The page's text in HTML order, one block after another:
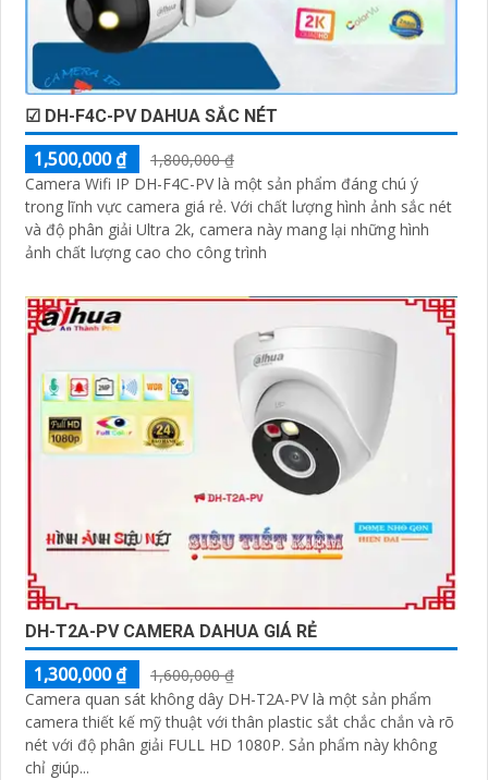
☑ DH-F4C-PV DAHUA SẮC NÉT
1,500,000 ₫
1,800,000 ₫
Camera Wifi IP DH-F4C-PV là một sản phẩm đáng chú ý
trong lĩnh vực camera giá rẻ. Với chất lượng hình ảnh sắc nét
và độ phân giải Ultra 2k, camera này mang lại những hình
ảnh chất lượng cao cho công trình
DH-T2A-PV CAMERA DAHUA GIÁ RẺ
1,300,000 ₫
1,600,000 ₫
Camera quan sát không dây DH-T2A-PV là một sản phẩm
camera thiết kế mỹ thuật với thân plastic sắt chắc chắn và rõ
nét với độ phân giải FULL HD 1080P. Sản phẩm này không
chỉ giúp...